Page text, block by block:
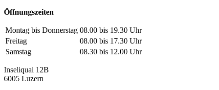
Öffnungszeiten
Montag bis Donnerstag 08.00 bis 19.30 Uhr
Freitag
08.00 bis 17.30 Uhr
Samstag
08.30 bis 12.00 Uhr
Inseliquai 12B
6005 Luzern